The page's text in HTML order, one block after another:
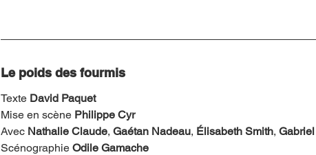
Le poids des fourmis
Texte David Paquet
Mise en scène Philippe Cyr
Avec Nathalie Claude, Gaétan Nadeau, Élisabeth Smith,
Scénographie Odile Gamache